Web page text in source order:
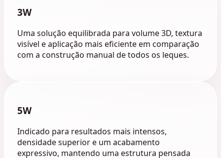
3W
Uma solução equilibrada para volume 3D, textura
visível e aplicação mais eficiente em comparação
com a construção manual de todos os leques.
5W
Indicado para resultados mais intensos,
densidade superior e um acabamento
expressivo, mantendo uma estrutura pensada